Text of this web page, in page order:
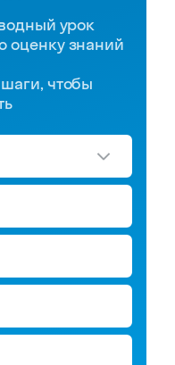
урок
оценку знаний
чтобы